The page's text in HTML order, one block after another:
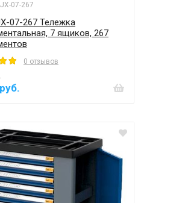
07-267
07-267 Тележка
7 ящиков, 267
0 отзывов